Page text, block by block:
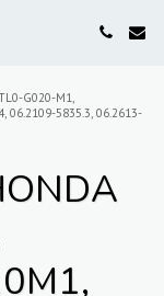
G020-M1,
06.2109-5835.3, 06.2613-